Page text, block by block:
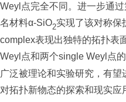
Weyl 点完全不同。进一步通
名材料α-SiO2实现了该对称保
complex表现出独特的拓扑表
Weyl 点和两个single Weyl 点
广泛被理论和实验研究，有
对拓扑新物态的探索和现实应